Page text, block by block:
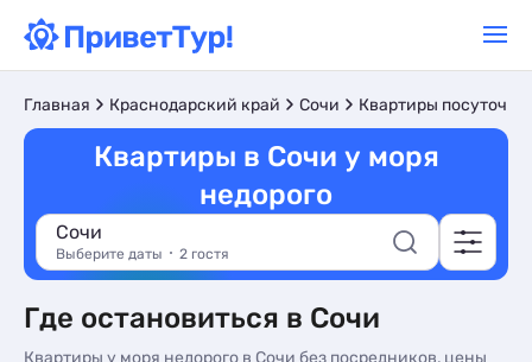
Главная Краснодарский край Сочи Квартиры посуточно
Квартиры в Сочи у моря
недорого
Сочи
Выберите даты 2 гостя
Где остановиться в Сочи
Квартиры у моря недорого в Сочи без посредников, цены